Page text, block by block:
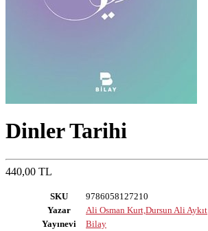
Dinler Tarihi
440,00 TL
SKU
9786058127210
Yazar
Ali Osman Kurt,Dursun Ali Aykıt
Yayınevi
Bilay